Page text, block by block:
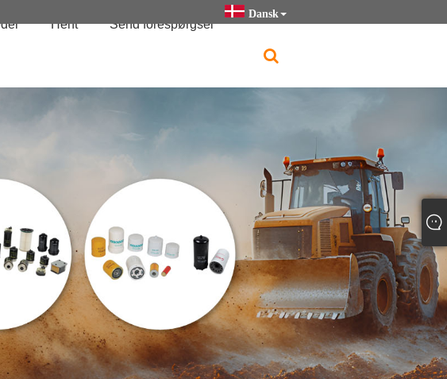
Dansk
Hent Send forespørgsel